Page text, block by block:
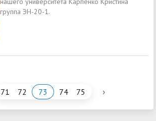
группа ЭН-20-1.
71 72 73 74 75 ›